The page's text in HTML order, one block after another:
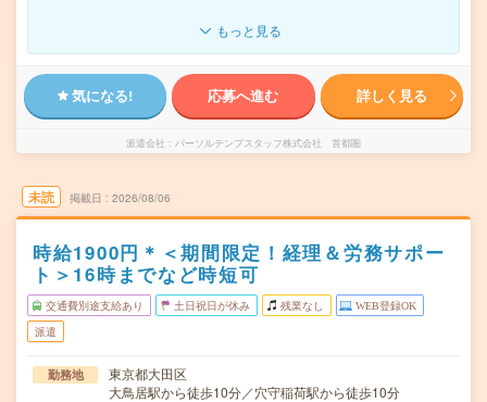
もっと見る
気になる! 応募へ進む 詳しく見る
派遣会社 パーソルテンプスタッフ株式会社 首都圏
未読 掲載日 2026/08/06
時給1900円＊＜期間限定！経理＆労務サポー
ト＞16時までなど時短可
交通費別途支給あり 土日祝日が休み 残業なし WEB登録OK
派遣
勤務地
東京都大田区
大鳥居駅から徒歩10分／穴守稲荷駅から徒歩10分